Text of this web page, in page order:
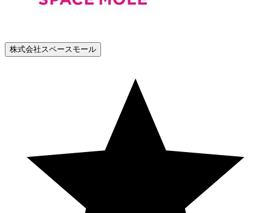
株式会社スペースモール